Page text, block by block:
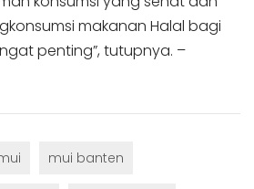
makanan Halal bagi
penting”, tutupnya. –
mui banten